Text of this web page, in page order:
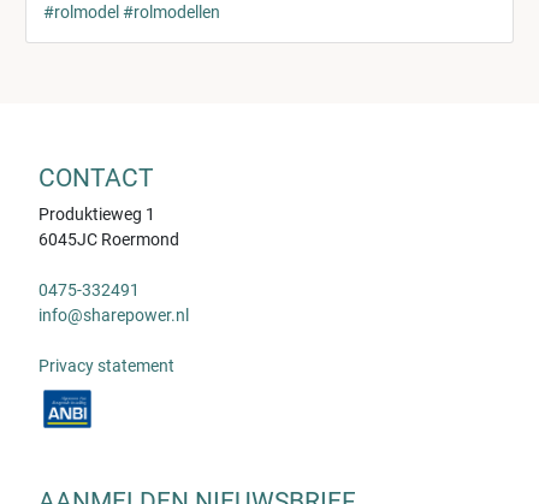
#rolmodel #rolmodellen
CONTACT
Produktieweg 1
6045JC Roermond
0475-332491
info@sharepower.nl
Privacy statement